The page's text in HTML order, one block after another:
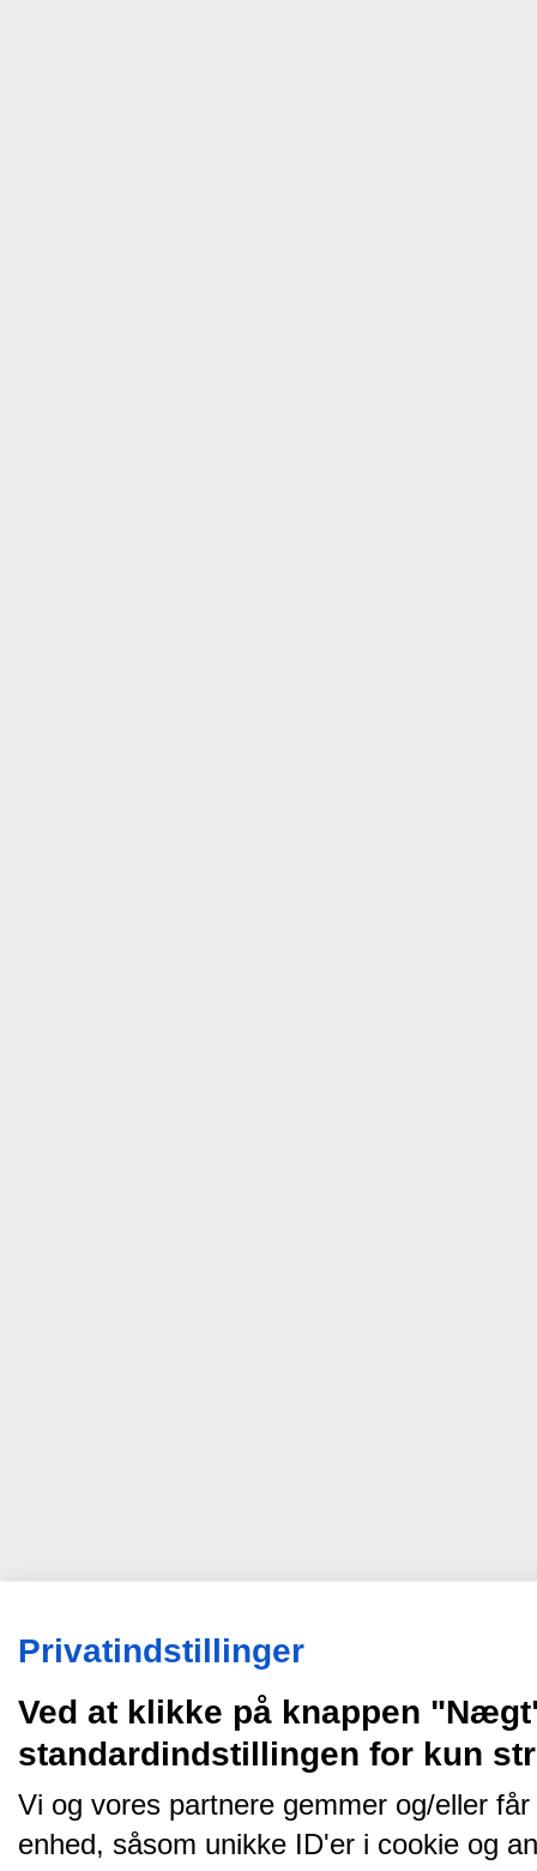
Privatindstillinger
Ved at klikke på knappen
standardindstillingen for kun
Vi og vores partnere gemmer og/eller
enhed, såsom unikke ID'er i cookie og